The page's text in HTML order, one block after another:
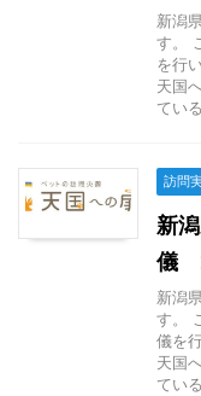
新潟
す。
を行
天国
てい
訪問
新
儀
新潟
す。
儀を
天国
てい